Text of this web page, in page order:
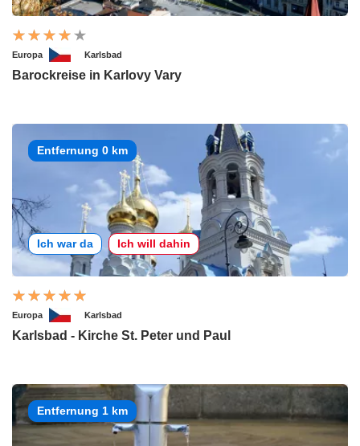
Europa Karlsbad
Barockreise in Karlovy Vary
Entfernung 0 km
Ich war da Ich will dahin
Europa Karlsbad
Karlsbad - Kirche St. Peter und Paul
Entfernung 1 km